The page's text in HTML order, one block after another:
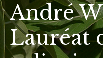
André
Lauréat